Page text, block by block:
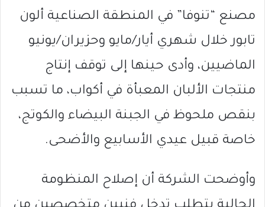
مصنع “تنوفا” في المنطقة الصناعية ألون
تابور خلال شهري أيار/مايو وحزيران/يونيو
الماضيين، وأدى حينها إلى توقف إنتاج
منتجات الألبان المعبأة في أكواب، ما تسبب
بنقص ملحوظ في الجبنة البيضاء والكوتج،
خاصة قبيل عيدي الأسابيع والأضحى.
وأوضحت الشركة أن إصلاح المنظومة